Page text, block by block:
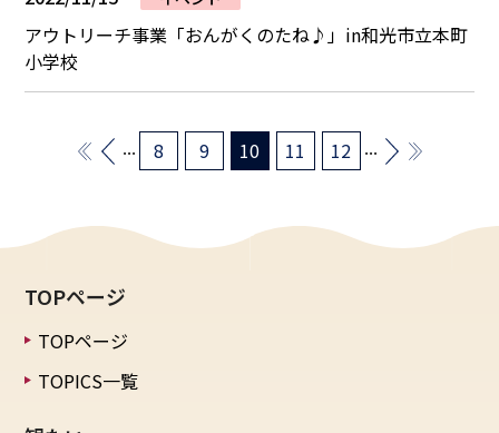
アウトリーチ事業「おんがくのたね♪」in和光市立本町
小学校
... 8 9 10 11 12 ...
TOPページ
TOPページ
TOPICS一覧